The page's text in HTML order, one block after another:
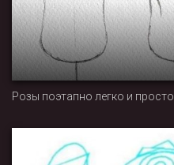
Розы поэтапно легко и просто